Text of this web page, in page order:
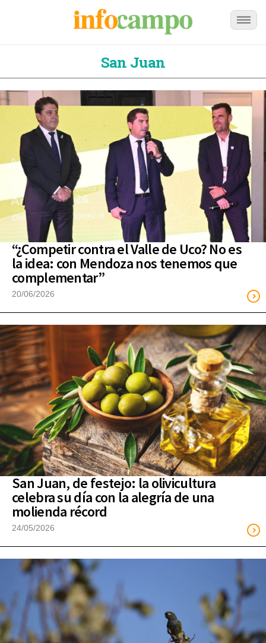
San Juan
“¿Competir contra el Valle de Uco? No es
la idea: con Mendoza nos tenemos que
complementar”
20/06/2026
San Juan, de festejo: la olivicultura
celebra su día con la alegría de una
molienda récord
24/05/2026